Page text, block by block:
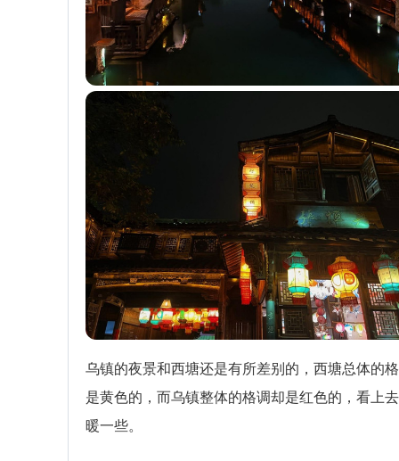
乌镇的夜景和西塘还是有所差别的，西塘总体的
是黄色的，而乌镇整体的格调却是红色的，看上
暖一些。